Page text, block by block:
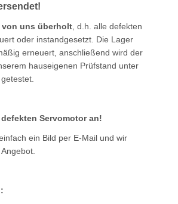
von uns überholt , d.h. alle defekten
oder instandgesetzt. Die Lager
erneuert, anschließend wird der
hauseigenen Prüfstand unter
Servomotor an!
ein Bild per E-Mail und wir